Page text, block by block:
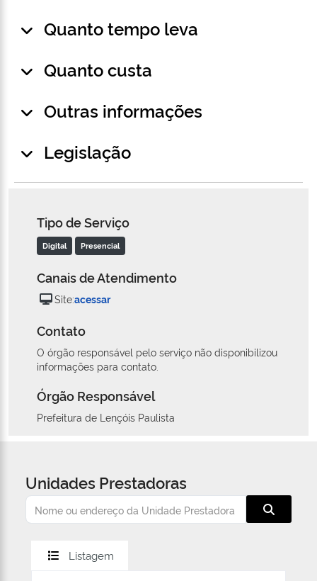
Quanto tempo leva
Quanto custa
Outras informações
Legislação
Tipo de Serviço
Digital Presencial
Canais de Atendimento
Site:acessar
Contato
O órgão responsável pelo serviço não disponibilizou
informações para contato.
Órgão Responsável
Prefeitura de Lençóis Paulista
Unidades Prestadoras
Listagem